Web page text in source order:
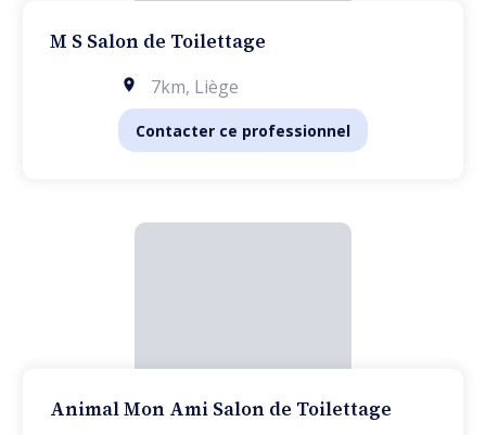
M S Salon de Toilettage
7km, Liège
Contacter ce professionnel
Animal Mon Ami Salon de Toilettage